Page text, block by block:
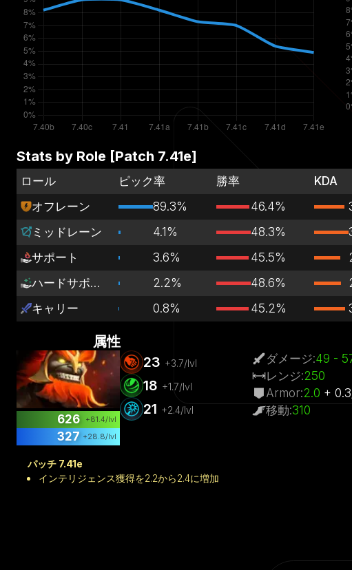
Stats by Role [Patch 7.41e]
ロール ピック率 勝率 KDA
オフレーン
89.3% 46.4%
ミッドレーン
4.1% 48.3%
サポート
3.6% 45.5%
ハードサポート
2.2% 48.6%
キャリー
0.8% 45.2%
属性
626 +81.4/lvl
327 +28.8/lvl
23 +3.7/lvl
18 +1.7/lvl
21 +2.4/lvl
ダメージ:49 -
レンジ:250
Armor:2.0 + 0.3
移動:310
パッチ 7.41e
インテリジェンス獲得を2.2から2.4に増加